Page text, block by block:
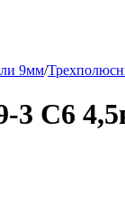
9мм/
3 С6